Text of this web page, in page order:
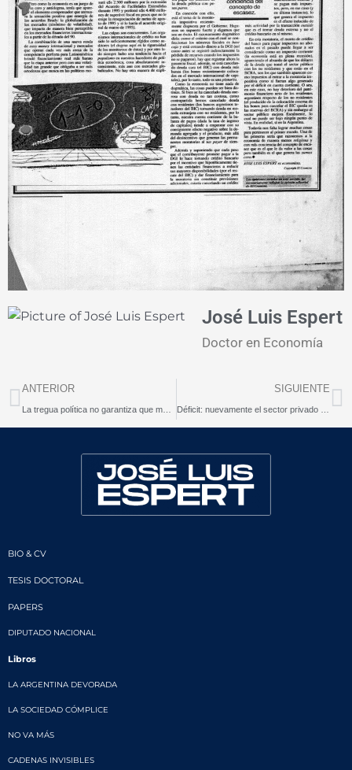
José Luis Espert
Doctor en Economía
Prev
ANTERIOR SIGUIENTE
BIO & CV
TESIS DOCTORAL
PAPERS
DIPUTADO NACIONAL
Libros
LA ARGENTINA DEVORADA
LA SOCIEDAD CÓMPLICE
NO VA MÁS
CADENAS INVISIBLES